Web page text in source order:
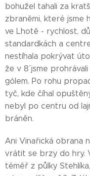
bohužel tahali za
zbraněmi, které jsme
ve Lhotě - rychlost,
standardkách a
nestíhala pokrývat
že v 8´ jsme
gólem. Po rohu
tyč, kde číhal
nebyl po centru od
bráněn.
Ani Vinařická obrana
vrátit se brzy do hry.
téměř z půlky